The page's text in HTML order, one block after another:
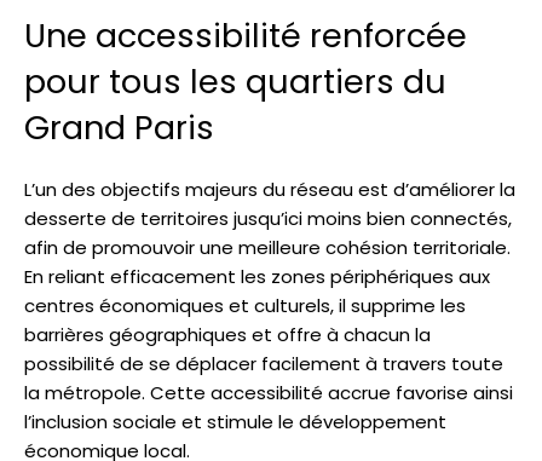
Une accessibilité renforcée
pour tous les quartiers du
Grand Paris
L’un des objectifs majeurs du réseau est d’améliorer la
desserte de territoires jusqu’ici moins bien connectés,
afin de promouvoir une meilleure cohésion territoriale.
En reliant efficacement les zones périphériques aux
centres économiques et culturels, il supprime les
barrières géographiques et offre à chacun la
possibilité de se déplacer facilement à travers toute
la métropole. Cette accessibilité accrue favorise ainsi
l’inclusion sociale et stimule le développement
économique local.